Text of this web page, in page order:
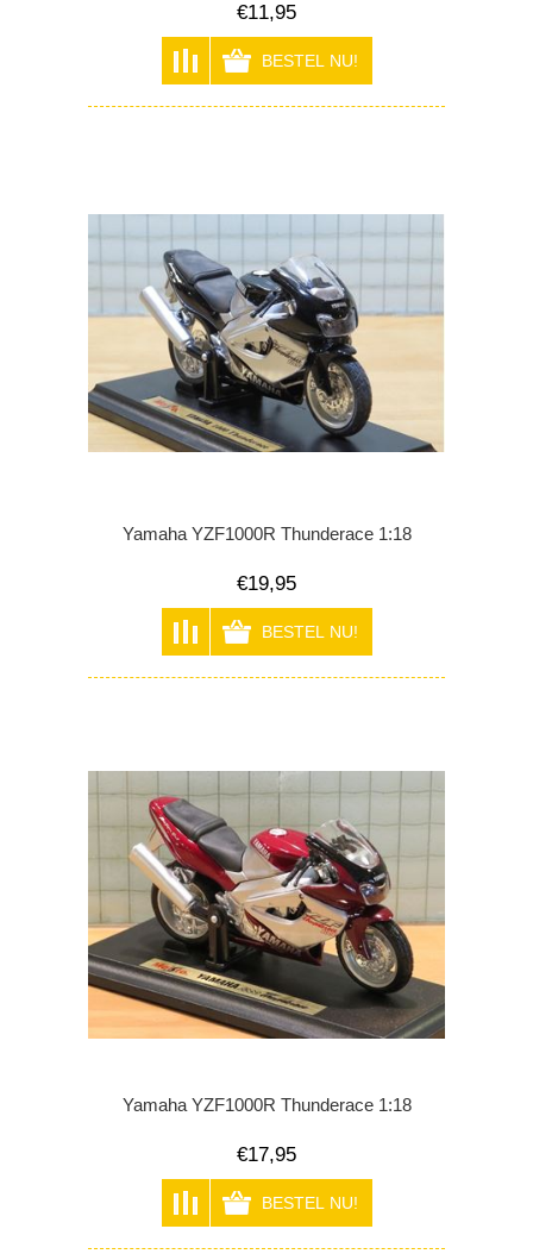
€11,95
Yamaha YZF1000R Thunderace 1:18
€19,95
Yamaha YZF1000R Thunderace 1:18
€17,95